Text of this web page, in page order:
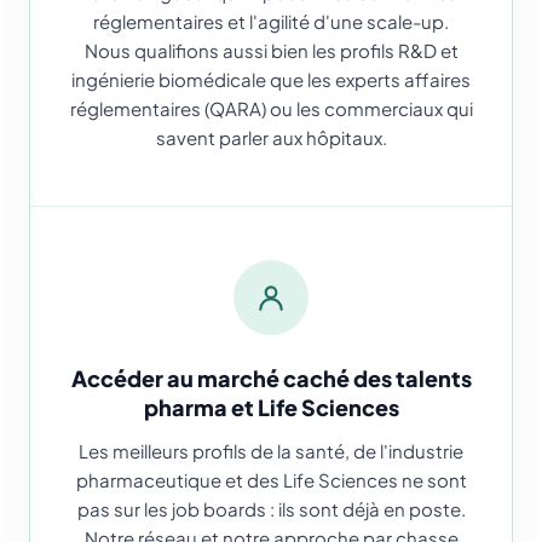
réglementaires et l'agilité d'une scale-up.
Nous qualifions aussi bien les profils R&D et
ingénierie biomédicale que les experts affaires
réglementaires (QARA) ou les commerciaux qui
savent parler aux hôpitaux.
Accéder au marché caché des talents
pharma et Life Sciences
Les meilleurs profils de la santé, de l'industrie
pharmaceutique et des Life Sciences ne sont
pas sur les job boards : ils sont déjà en poste.